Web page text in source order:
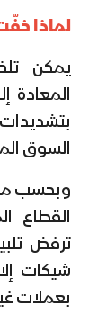
لماذا
يمكن
المعادة
السوق
وبحسب
القطاع
ترفض
شيكات
بعملات